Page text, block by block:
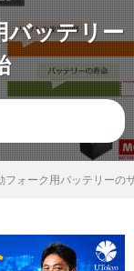
バッテリー
フォーク用バッテリーの